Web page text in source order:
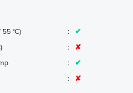
55 °C) :
✔
:
✘
:
✔
: ✘